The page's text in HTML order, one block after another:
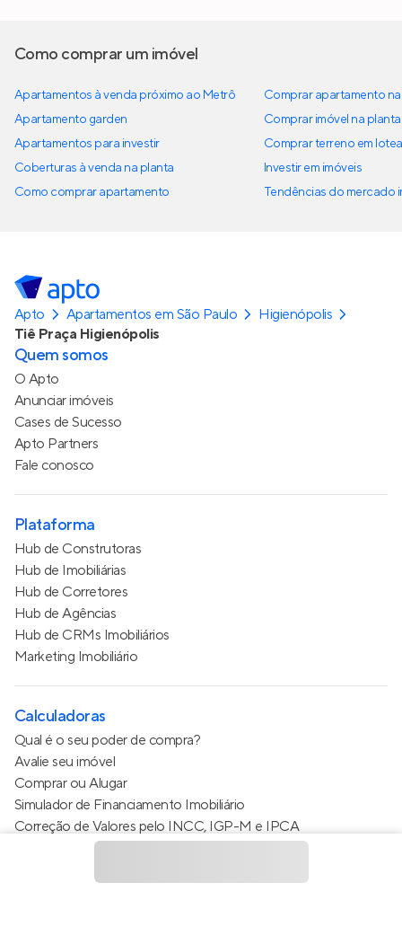
Como comprar um imóvel
Apartamentos à venda próximo ao Metrô
Apartamento garden
Apartamentos para investir
Coberturas à venda na planta
Como comprar apartamento
Comprar apartamento
Comprar imóvel na planta
Comprar terreno em
Investir em imóveis
Tendências do mercado
Apto Apartamentos em São Paulo
Higienópolis
Tiê Praça Higienópolis
Quem somos
O Apto
Anunciar imóveis
Cases de Sucesso
Apto Partners
Fale conosco
Plataforma
Hub de Construtoras
Hub de Imobiliárias
Hub de Corretores
Hub de Agências
Hub de CRMs Imobiliários
Marketing Imobiliário
Calculadoras
Qual é o seu poder de compra?
Avalie seu imóvel
Comprar ou Alugar
Simulador de Financiamento Imobiliário
Correção de Valores pelo INCC, IGP-M e IPCA
Estimativa de valor do condomínio